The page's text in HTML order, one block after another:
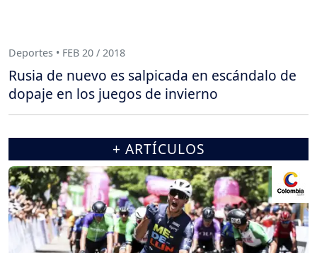
Deportes • FEB 20 / 2018
Rusia de nuevo es salpicada en escándalo de
dopaje en los juegos de invierno
+ ARTÍCULOS